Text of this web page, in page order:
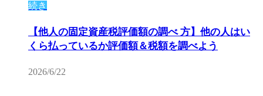
続き
【他人の固定資産税評価額の調べ 方】他の人はい
くら払っているか評価額＆税額を調べよう
2026/6/22